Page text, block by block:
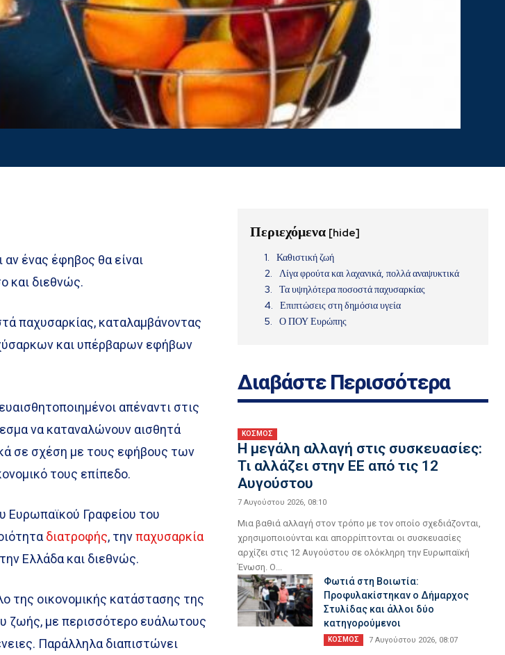
αν ένας έφηβος θα είναι
και διεθνώς.
παχυσαρκίας, καταλαμβάνοντας
και υπέρβαρων εφήβων
απέναντι στις
να καταναλώνουν αισθητά
σε σχέση με τους εφήβους των
τους επίπεδο.
Ευρωπαϊκού Γραφείου του
διατροφής, τηνπαχυσαρκία
Ελλάδα και διεθνώς.
της οικονομικής κατάστασης της
ζωής, με περισσότερο ευάλωτους
Παράλληλα διαπιστώνει
Περιεχόμενα [hide]
Καθιστική ζωή
Λίγα φρούτα και λαχανικά, πολλά αναψυκτικά
Τα υψηλότερα ποσοστά παχυσαρκίας
Επιπτώσεις στη δημόσια υγεία
Ο ΠΟΥ Ευρώπης
Διαβάστε Περισσότερα
ΚΟΣΜΟΣ
Η μεγάλη αλλαγή στις συσκευασίες:
Τι αλλάζει στην ΕΕ από τις 12
Αυγούστου
7 Αυγούστου 2026, 08:10
Μια βαθιά αλλαγή στον τρόπο με τον οποίο σχεδιάζονται,
χρησιμοποιούνται και απορρίπτονται οι συσκευασίες
αρχίζει στις 12 Αυγούστου σε ολόκληρη την Ευρωπαϊκή
Ένωση. Ο...
Φωτιά στη Βοιωτία:
Προφυλακίστηκαν ο Δήμαρχος
Στυλίδας και άλλοι δύο
κατηγορούμενοι
ΚΟΣΜΟΣ 7 Αυγούστου 2026, 08:07